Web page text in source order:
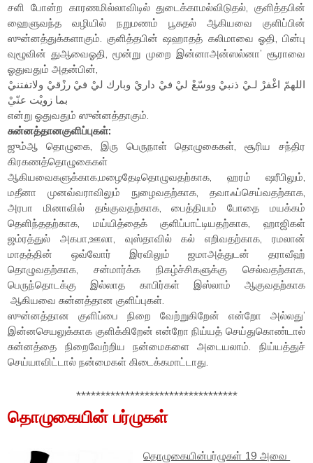
சளி போன்ற காரணமில்லாவிடில் துடைக்காமல்விடுதல், குளித்தபின்
ஹைளுவந்த வழியில் நறுமணம் பூசுதல் ஆகியவை குளிப்பின்
ஸுன்னத்துக்களாகும். குளித்தபின் ஷஹாதத் கலிமாவை ஓதி, பின்பு
வுழூவின் துஆவைஓதி, மூன்று முறை இன்னாஅன்ஸல்னா’ சூராவை
ஓதுவதும் அதன்பின்,
اللهمّ اغْفرْ لـيْ ذنبيْ ووسّعْ ليْ فيْ داريْ وبارك ليْ فيْ رزْقيْ ولاتفتنيْ
بما زويْت عنّيْ
என்று ஓதுவதும் ஸுன்னத்தாகும்.
சுன்னத்தானகுளிப்புகள்:
ஜும்ஆ தொழுகை, இரு பெருநாள் தொழுகைகள், சூரிய சந்திர
கிரகணத்தொழுகைகள்
ஆகியவைகளுக்காக,மழைதேடிதொழுவதற்காக, ஹரம் ஷரீபிலும்,
மதீனா முனவ்வராவிலும் நுழைவதற்காக, தவாஃப்செய்வதற்காக,
அரபா மினாவில் தங்குவதற்காக, பைத்தியம் போதை மயக்கம்
தெளிந்ததற்காக, மய்யித்தைக் குளிப்பாட்டியதற்காக, ஹாஜிகள்
ஜம்ரத்துல் அகபா,ஊலா, வுஸ்தாவில் கல் எறிவதற்காக, ரமலான்
மாதத்தின் ஒவ்வோர் இரவிலும் ஜமாஅத்துடன் தராவீஹ்
தொழுவதற்காக, சன்மார்க்க நிகழ்ச்சிகளுக்கு செல்வதற்காக,
பெருந்தொடக்கு இல்லாத காபிர்கள் இஸ்லாம் ஆகுவதற்காக
ஆகியவை சுன்னத்தான குளிப்புகள்.
ஸுன்னத்தான குளிப்பை நிறை வேற்றுகிறேன் என்றோ அல்லது’
இன்னசெயலுக்காக குளிக்கிறேன் என்றோ நிய்யத் செய்துகொண்டால்
சுன்னத்தை நிறைவேற்றிய நன்மைகளை அடையலாம். நிய்யத்துச்
செய்யாவிட்டால் நன்மைகள் கிடைக்கமாட்டாது.
*********************************
தொழுகையின் பர்ழுகள்
தொழுகையின்பர்ழுகள் 19 அவை